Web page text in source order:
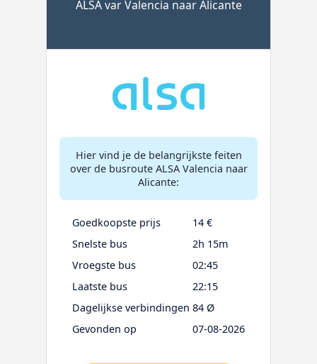
ALSA var Valencia naar Alicante
Hier vind je de belangrijkste feiten
over de busroute ALSA Valencia naar
Alicante:
Goedkoopste prijs
14 €
Snelste bus
2h 15m
Vroegste bus
02:45
Laatste bus
22:15
Dagelijkse verbindingen 84 Ø
Gevonden op
07-08-2026